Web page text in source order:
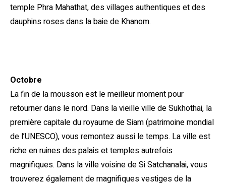
temple Phra Mahathat, des villages authentiques et des
dauphins roses dans la baie de Khanom.
Octobre
La fin de la mousson est le meilleur moment pour
retourner dans le nord. Dans la vieille ville de Sukhothai, la
première capitale du royaume de Siam (patrimoine mondial
de l’UNESCO), vous remontez aussi le temps. La ville est
riche en ruines des palais et temples autrefois
magnifiques. Dans la ville voisine de Si Satchanalai, vous
trouverez également de magnifiques vestiges de la